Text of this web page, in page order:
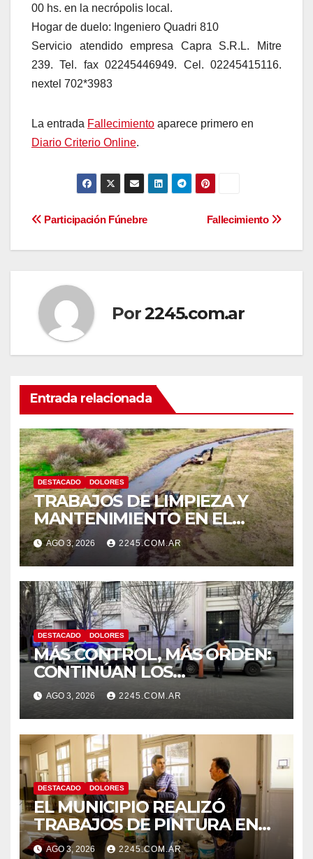
00 hs. en la necrópolis local.
Hogar de duelo: Ingeniero Quadri 810
Servicio atendido empresa Capra S.R.L. Mitre
239. Tel. fax 02245446949. Cel. 02245415116.
nextel 702*3983
La entrada Fallecimiento aparece primero en
Diario Criterio Online.
Navegación
de
entradas
Fallecimiento
Participación Fúnebre
Por2245.com.ar
Entrada relacionada
DESTACADO DOLORES
TRABAJOS DE LIMPIEZA Y
MANTENIMIENTO EN EL
CANAL LA PICASA
AGO 3, 2026 2245.COM.AR
DESTACADO DOLORES
MÁS CONTROL, MÁS ORDEN:
CONTINÚAN LOS
OPERATIVOS PREVENTIVOS
DE TRÁNSITO EN DOLORES
AGO 3, 2026 2245.COM.AR
DESTACADO DOLORES
EL MUNICIPIO REALIZÓ
TRABAJOS DE PINTURA EN
LA ESCUELA N.º 10
AGO 3, 2026 2245.COM.AR